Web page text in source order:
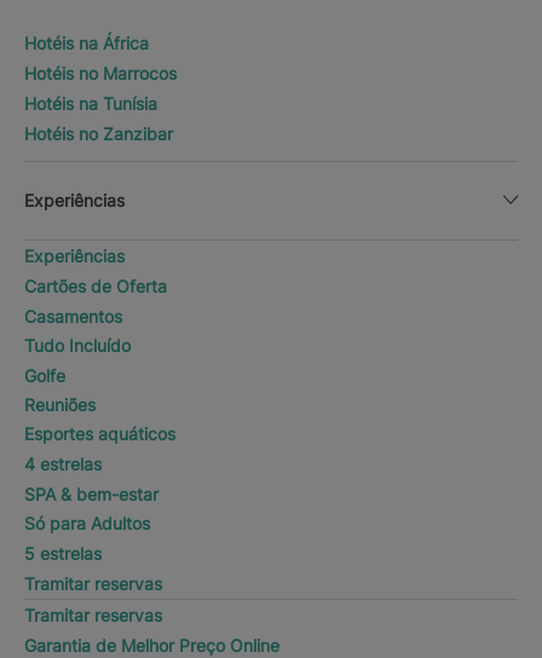
Hotéis na África
Hotéis no Marrocos
Hotéis na Tunísia
Hotéis no Zanzibar
Experiências
Experiências
Cartões de Oferta
Casamentos
Tudo Incluído
Golfe
Reuniões
Esportes aquáticos
4 estrelas
SPA & bem-estar
Só para Adultos
5 estrelas
Tramitar reservas
Tramitar reservas
Garantia de Melhor Preço Online